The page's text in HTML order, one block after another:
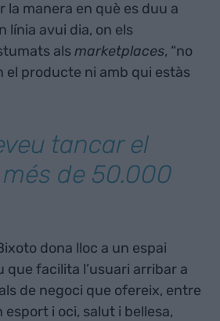
la manera en què es duu a
línia avui dia, on els
alsmarketplaces, “no
el producte ni amb qui estàs
tancar el
de 50.000
dona lloc a un espai
facilita l’usuari arribar a
de negoci que ofereix, entre
i oci, salut i bellesa,